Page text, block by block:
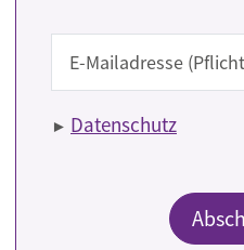
Datenschutz